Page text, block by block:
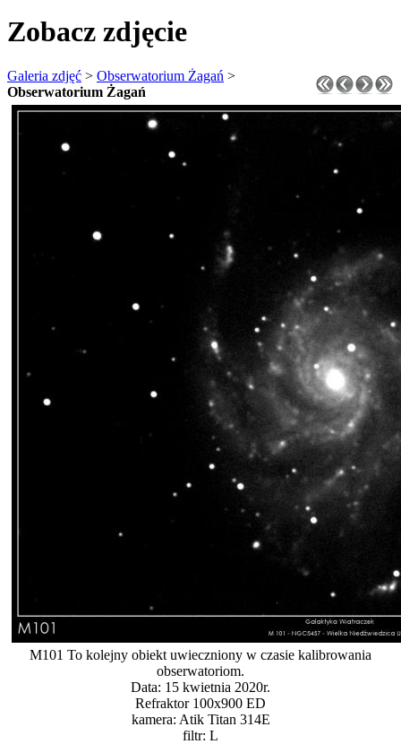
Zobacz zdjęcie
Galeria zdjęć > Obserwatorium Żagań >
Obserwatorium Żagań
M101 To kolejny obiekt uwieczniony w czasie kalibrowania
obserwatoriom.
Data: 15 kwietnia 2020r.
Refraktor 100x900 ED
kamera: Atik Titan 314E
filtr: L